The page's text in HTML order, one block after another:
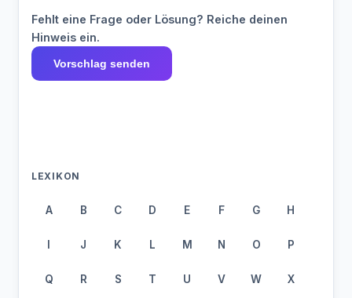
Fehlt eine Frage oder Lösung? Reiche deinen
Hinweis ein.
Vorschlag senden
LEXIKON
A B C D E F G H
I J K L M N O P
Q R S T U V W X